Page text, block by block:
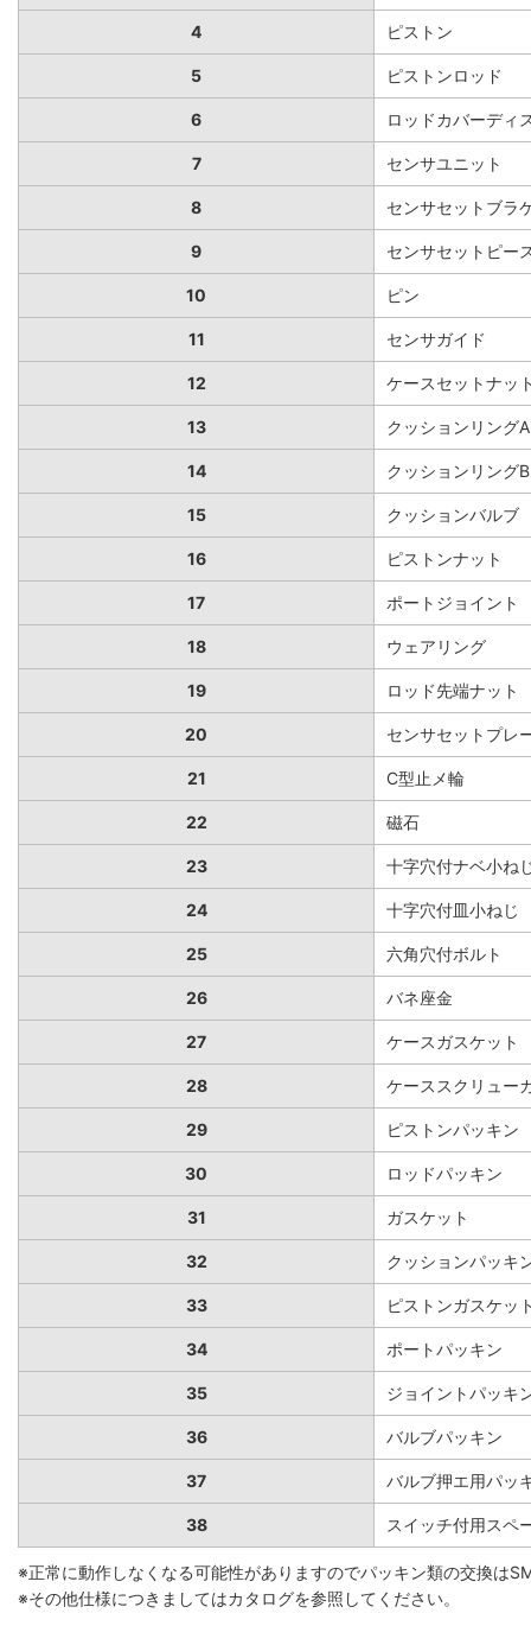
4 ピストン
5 ピストンロッド
6 ロッドカバーディ
7 センサユニット
8 センサセットブラ
9 センサセットピー
10 ピン
11 センサガイド
12 ケースセットナッ
13 クッションリングA
14 クッションリングB
15 クッションバルブ
16 ピストンナット
17 ポートジョイント
18 ウェアリング
19 ロッド先端ナット
20 センサセットプレ
21 C型止メ輪
22 磁石
23 十字穴付ナベ小ね
24 十字穴付皿小ねじ
25 六角穴付ボルト
26 バネ座金
27 ケースガスケット
28 ケーススクリュー
29 ピストンパッキン
30 ロッドパッキン
31 ガスケット
32 クッションパッキ
33 ピストンガスケッ
34 ポートパッキン
35 ジョイントパッキ
36 バルブパッキン
37 バルブ押エ用パッ
38 スイッチ付用スペ
※正常に動作しなくなる可能性がありますのでパッキン類の交換は
※その他仕様につきましてはカタログを参照してください。